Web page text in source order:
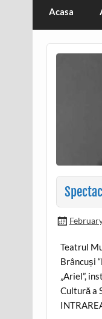
Acasa
Teatrul
Brâncuși
„Ariel”,
Cultură a